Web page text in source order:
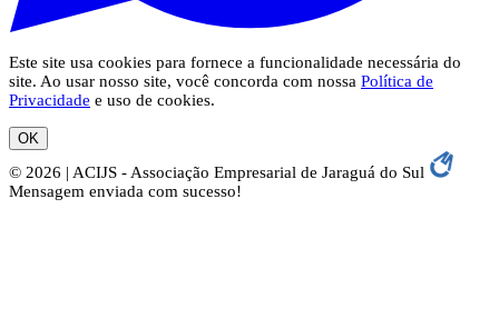
Este site usa cookies para fornece a funcionalidade necessária do
site. Ao usar nosso site, você concorda com nossa Política de
Privacidade e uso de cookies.
OK
© 2026 | ACIJS - Associação Empresarial de Jaraguá do Sul
Mensagem enviada com sucesso!